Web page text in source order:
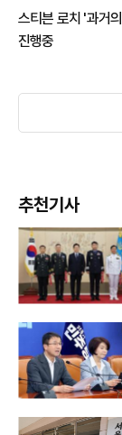
스티븐 로치 '과거
진행중
추천기사